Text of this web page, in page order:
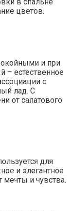
в спальне
цветов.
и при
– естественное
с
лад. С
от салатового
для
и элегантное
мечты и чувства.